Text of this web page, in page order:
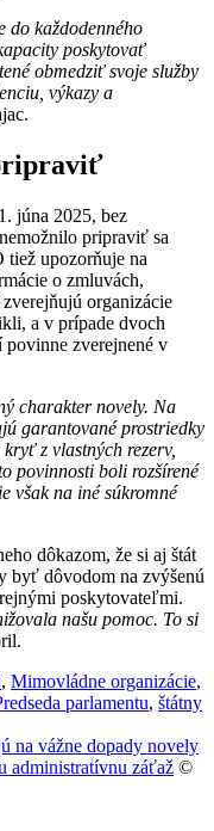
do každodenného
poskytovať
obmedziť svoje služby
výkazy a
júna 2025, bez
pripraviť sa
upozorňuje na
o zmluvách,
organizácie
a v prípade dvoch
povinne zverejnené v
charakter novely. Na
garantované prostriedky
z vlastných rezerv,
povinnosti boli rozšírené
však na iné súkromné
dôkazom, že si aj štát
byť dôvodom na zvýšenú
poskytovateľmi.
našu pomoc. To si
, Mimovládne organizácie,
parlamentu, štátny
na vážne dopady novely
administratívnu záťaž ©